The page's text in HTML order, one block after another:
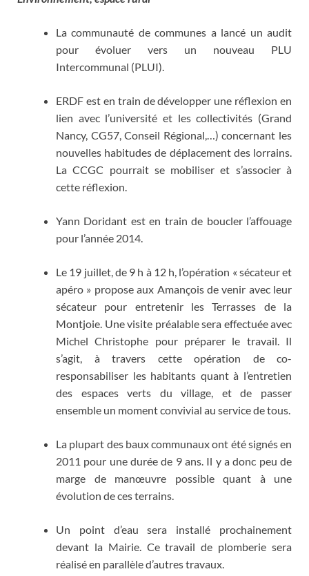
La communauté de communes a lancé un audit
pour évoluer vers un nouveau PLU
Intercommunal (PLUI).
ERDF est en train de développer une réflexion en
lien avec l’université et les collectivités (Grand
Nancy, CG57, Conseil Régional,…) concernant les
nouvelles habitudes de déplacement des lorrains.
La CCGC pourrait se mobiliser et s’associer à
cette réflexion.
Yann Doridant est en train de boucler l’affouage
pour l’année 2014.
Le 19 juillet, de 9 h à 12 h, l’opération « sécateur et
apéro » propose aux Amançois de venir avec leur
sécateur pour entretenir les Terrasses de la
Montjoie. Une visite préalable sera effectuée avec
Michel Christophe pour préparer le travail. Il
s’agit, à travers cette opération de co-
responsabiliser les habitants quant à l’entretien
des espaces verts du village, et de passer
ensemble un moment convivial au service de tous.
La plupart des baux communaux ont été signés en
2011 pour une durée de 9 ans. Il y a donc peu de
marge de manœuvre possible quant à une
évolution de ces terrains.
Un point d’eau sera installé prochainement
devant la Mairie. Ce travail de plomberie sera
réalisé en parallèle d’autres travaux.